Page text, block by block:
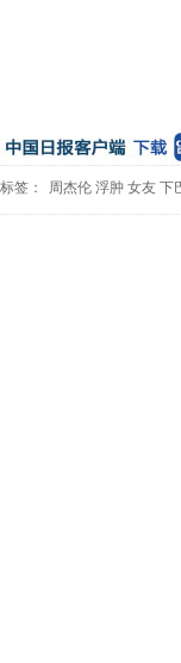
标签： 周杰伦 浮肿 女友 下